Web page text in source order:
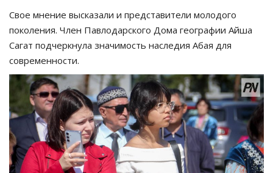
Свое мнение высказали и представители молодого
поколения. Член Павлодарского Дома географии Айша
Сагат подчеркнула значимость наследия Абая для
современности.